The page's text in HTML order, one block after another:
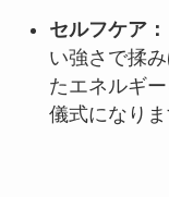
セルフケア：
い強さで揉
たエネルギ
儀式になりま